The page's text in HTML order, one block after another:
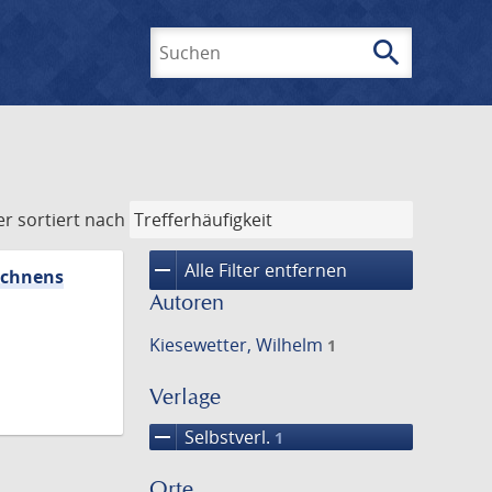
search
sortiert nach
remove Alle Filter entfernen
Autoren
Kiesewetter, Wilhelm 1
Verlage
remove Selbstverl. 1